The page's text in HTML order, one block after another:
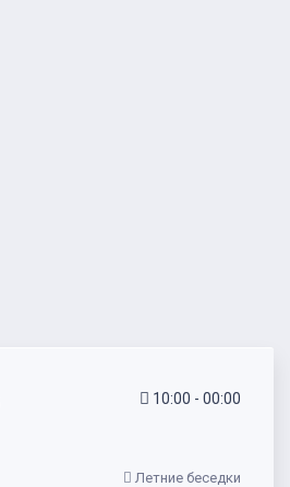
10:00 - 00:00
Летние беседки